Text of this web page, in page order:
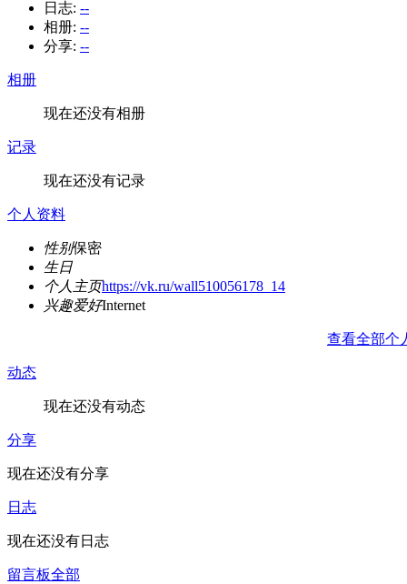
日志: --
相册: --
分享: --
相册
现在还没有相册
记录
现在还没有记录
个人资料
性别保密
生日
个人主页https://vk.ru/wall510056178_14
兴趣爱好Internet
查看全部个
动态
现在还没有动态
分享
现在还没有分享
日志
现在还没有日志
留言板全部